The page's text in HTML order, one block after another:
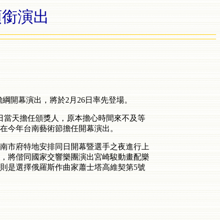
演出
開幕演出，將於2月26日率先登場。
天擔任頒獎人，原本擔心時間來不及等
今年台南藝術節擔任開幕演出。
市府特地安排同日開幕暨選手之夜進行上
將偕同國家交響樂團演出宮崎駿動畫配樂
是選擇俄羅斯作曲家蕭士塔高維契第5號